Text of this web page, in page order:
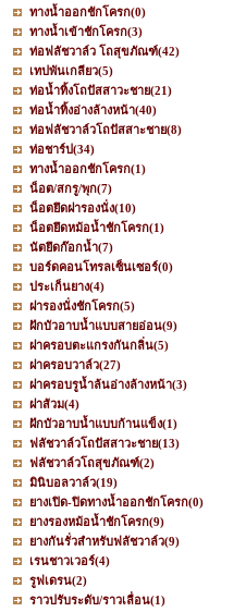
ทางน้ำออกชักโครก(0)
ทางน้ำเข้าชักโครก(3)
ท่อฟลัชวาล์ว โถสุขภัณฑ์(42)
เทปพันเกลียว(5)
ท่อน้ำทิ้งโถปัสสาวะชาย(21)
ท่อน้ำทิ้งอ่างล้างหน้า(40)
ท่อฟลัชวาล์วโถปัสสาะชาย(8)
ท่อชาร์ป(34)
ทางน้ำออกชักโครก(1)
น็อต/สกรู/พุก(7)
น็อตยึดฝารองนั่ง(10)
น็อตยึดหม้อน้ำชักโครก(1)
นัตยึดก๊อกน้ำ(7)
บอร์ดคอนโทรลเซ็นเซอร์(0)
ประเก็นยาง(4)
ฝารองนั่งชักโครก(5)
ฝักบัวอาบน้ำแบบสายอ่อน(9)
ฝาครอบตะแกรงกันกลิ่น(5)
ฝาครอบวาล์ว(27)
ฝาครอบรูน้ำล้นอ่างล้างหน้า(3)
ฝาส้วม(4)
ฝักบัวอาบน้ำแบบก้านแข็ง(1)
ฟลัชวาล์วโถปัสสาวะชาย(13)
ฟลัชวาล์วโถสุขภัณฑ์(2)
มินิบอลวาล์ว(19)
ยางเปิด-ปิดทางน้ำออกชักโครก(0)
ยางรองหม้อน้ำชักโครก(9)
ยางกันรั่วสำหรับฟลัชวาล์ว(9)
เรนชาวเวอร์(4)
รูฟเดรน(2)
ราวปรับระดับ/ราวเลื่อน(1)